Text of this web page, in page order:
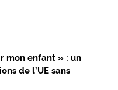
mon enfant » : un
de l’UE sans